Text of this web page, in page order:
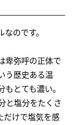
のです。
卑弥呼の正体で
う歴史ある温
とても濃い。
と塩分をたくさ
だけで塩気を感